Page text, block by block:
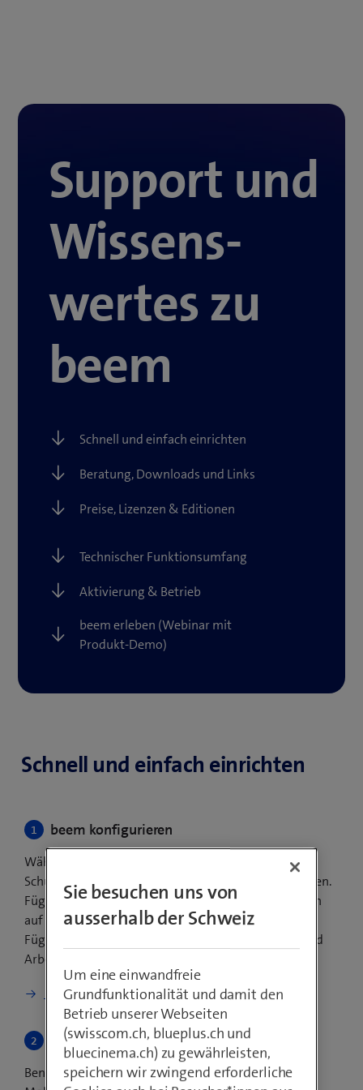
Support und
Wissens­
wertes zu
beem
Schnell und einfach einrichten
Beratung, Downloads und Links
Preise, Lizenzen & Editionen
Technischer Funktionsumfang
Aktivierung & Betrieb
beem erleben (Webinar mit
Produkt-Demo)
Schnell und einfach einrichten
beem konfigurieren
Wählen Sie aus den
Schutzumfang, den Sie für Ihr Unternehmen benötigen.
Fügen SieBenutzerlizenzenhinzu, um allen Benutzern
auf allen Geräten höchsten Schutz zu ermöglichen.
Fügen Sie
hinzu, um Netzwerke, Geräte und
Arbeitsplätze zu schützen.
Jetzt konfigurieren
Sicher surfen im beemNet
Benutzer und Standorte im Swisscom Breitband- und
Sie besuchen uns von
ausserhalb der Schweiz
Um eine einwandfreie
Grundfunktionalität und damit den
Betrieb unserer Webseiten
(swisscom.ch, blueplus.ch und
bluecinema.ch) zu gewährleisten,
speichern wir zwingend erforderliche